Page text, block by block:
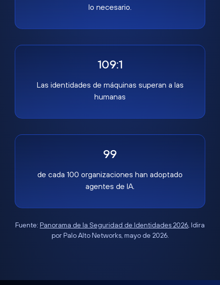
lo necesario.
109:1
Las identidades de máquinas superan a las
humanas
99
de cada 100 organizaciones han adoptado
agentes de IA.
Fuente: Panorama de la Seguridad de Identidades 2026, Idira
por Palo Alto Networks, mayo de 2026.